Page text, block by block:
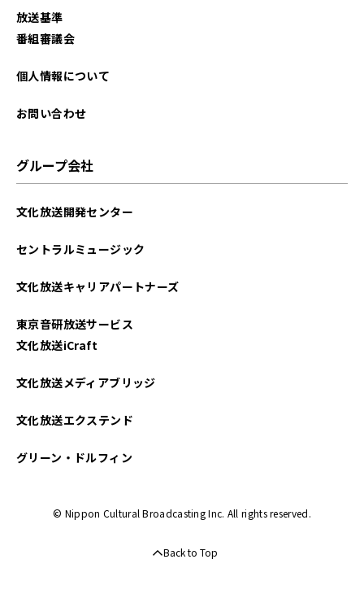
放送基準
番組審議会
個人情報について
お問い合わせ
グループ会社
文化放送開発センター
セントラルミュージック
文化放送キャリアパートナーズ
東京音研放送サービス
文化放送iCraft
文化放送メディアブリッジ
文化放送エクステンド
グリーン・ドルフィン
© Nippon Cultural Broadcasting Inc. All rights reserved.
Back to Top